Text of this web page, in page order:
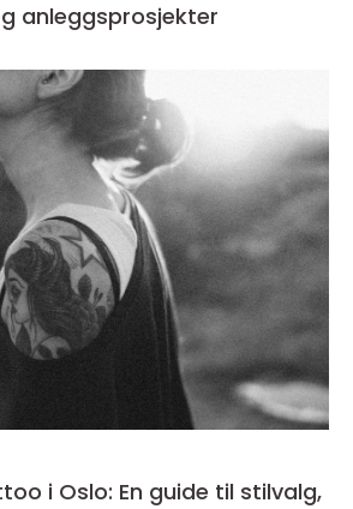
anleggsprosjekter
i Oslo: En guide til stilvalg,